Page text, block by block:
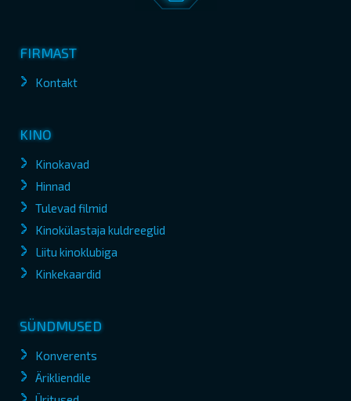
FIRMAST
Kontakt
KINO
Kinokavad
Hinnad
Tulevad filmid
Kinokülastaja kuldreeglid
Liitu kinoklubiga
Kinkekaardid
SÜNDMUSED
Konverents
Ärikliendile